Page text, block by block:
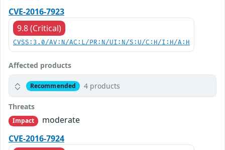
CVE-2016-7923
9.8 (Critical)
CVSS:3.0/AV:N/AC:L/PR:N/UI:N/S:U/C:H/I:H/A:H
Affected products
Recommended 4 products
Threats
Impact
moderate
CVE-2016-7924